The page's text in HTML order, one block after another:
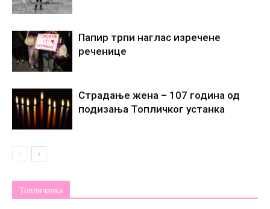
Папир трпи наглас изречене
реченице
Страдање жена – 107 година од
подизања Топличког устанка
Топличанка